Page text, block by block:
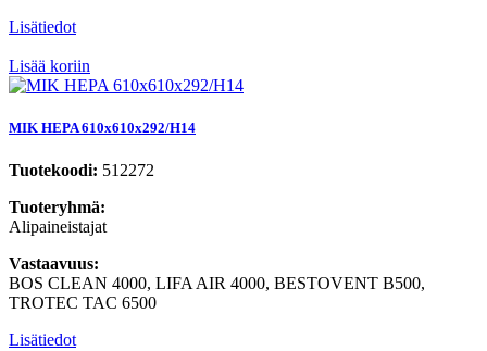
Lisätiedot
Lisää koriin
MIK HEPA 610x610x292/H14
Tuotekoodi: 512272
Tuoteryhmä:
Alipaineistajat
Vastaavuus:
BOS CLEAN 4000, LIFA AIR 4000, BESTOVENT B500,
TROTEC TAC 6500
Lisätiedot